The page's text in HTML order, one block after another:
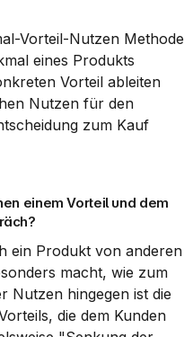
Vorteil-Nutzen Methode
eines Produkts
Vorteil ableiten
Nutzen für den
zum Kauf
einem Vorteil und dem
ein Produkt von anderen
macht, wie zum
Nutzen hingegen ist die
die dem Kunden